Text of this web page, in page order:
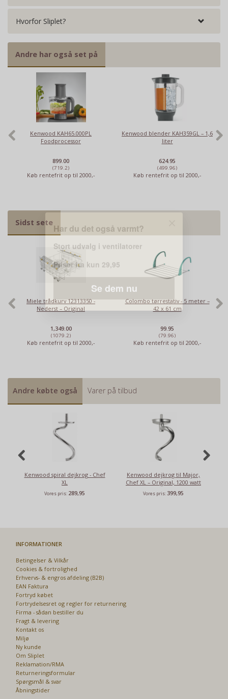
Hvorfor Sliplet?
Andre har også set på
Kenwood KAH65.000PL
Foodprocessor
899.00
(719.2)
Køb rentefrit op til 2000,-
Kenwood blender KAH359GL – 1,6
liter
624.95
(499.96)
Køb rentefrit op til 2000,-
Sidst sete
Miele trådkurv 12313350 -
Nederst – Original
1,349.00
(1079.2)
Køb rentefrit op til 2000,-
Colombo tørrestativ - 5 meter –
42 x 61 cm
99.95
(79.96)
Køb rentefrit op til 2000,-
Andre købte også Varer på tilbud
Kenwood spiral dejkrog - Chef
XL
Vores pris: 289,95
Kenwood dejkrog til Major,
Chef XL – Original, 1200 watt
Vores pris: 399,95
INFORMATIONER
Betingelser & Vilkår
Cookies & fortrolighed
Erhvervs- & engros afdeling (B2B)
EAN Faktura
Fortryd købet
Fortrydelsesret og regler for returnering
Firma - sådan bestiller du
Fragt & levering
Kontakt os
Miljø
Ny kunde
Om Sliplet
Reklamation/RMA
Returneringsformular
Spørgsmål & svar
Åbningstider
Stort udvalg i ventilatorer
Se dem nu